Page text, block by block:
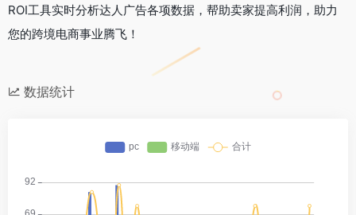
ROI工具实时分析达人广告各项数据，帮助卖家提高利润，助力
您的跨境电商事业腾飞！
数据统计